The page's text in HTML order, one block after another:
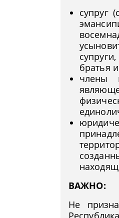
супруг
братья
члены
ВАЖНО:
Не